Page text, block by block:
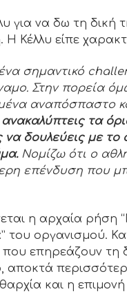
για να δω τη δική
Κέλλυ είπε
σημαντικό
Στην πορεία
αναπόσπαστο
ανακαλύπτεις τα
να δουλεύεις με
Νομίζω ότι ο
επένδυση που
η αρχαία ρήση
του οργανισμού.
που επηρεάζουν
αποκτά
και η